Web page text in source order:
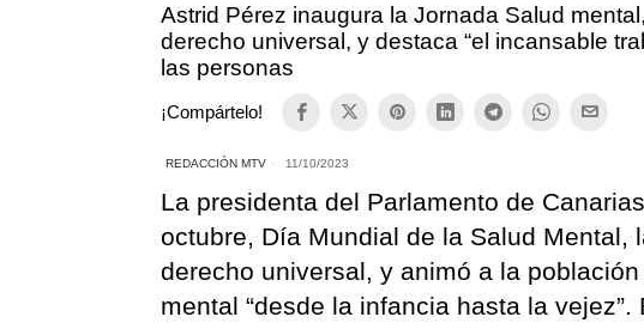
Astrid Pérez inaugura la Jornada Salud
derecho universal, y destaca “el incansable
las personas
¡Compártelo!
REDACCIÓN MTV 11/10/2023
La presidenta del Parlamento de
octubre, Día Mundial de la Salud Mental,
derecho universal, y animó a la
mental “desde la infancia hasta la